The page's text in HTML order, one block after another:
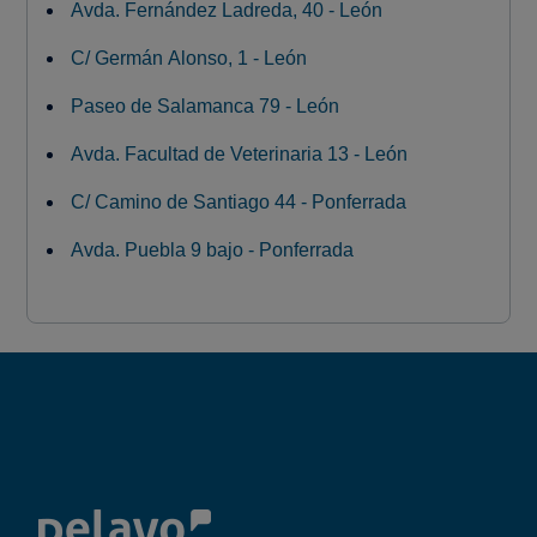
Avda. Fernández Ladreda, 40 - León
C/ Germán Alonso, 1 - León
Paseo de Salamanca 79 - León
Avda. Facultad de Veterinaria 13 - León
C/ Camino de Santiago 44 - Ponferrada
Avda. Puebla 9 bajo - Ponferrada